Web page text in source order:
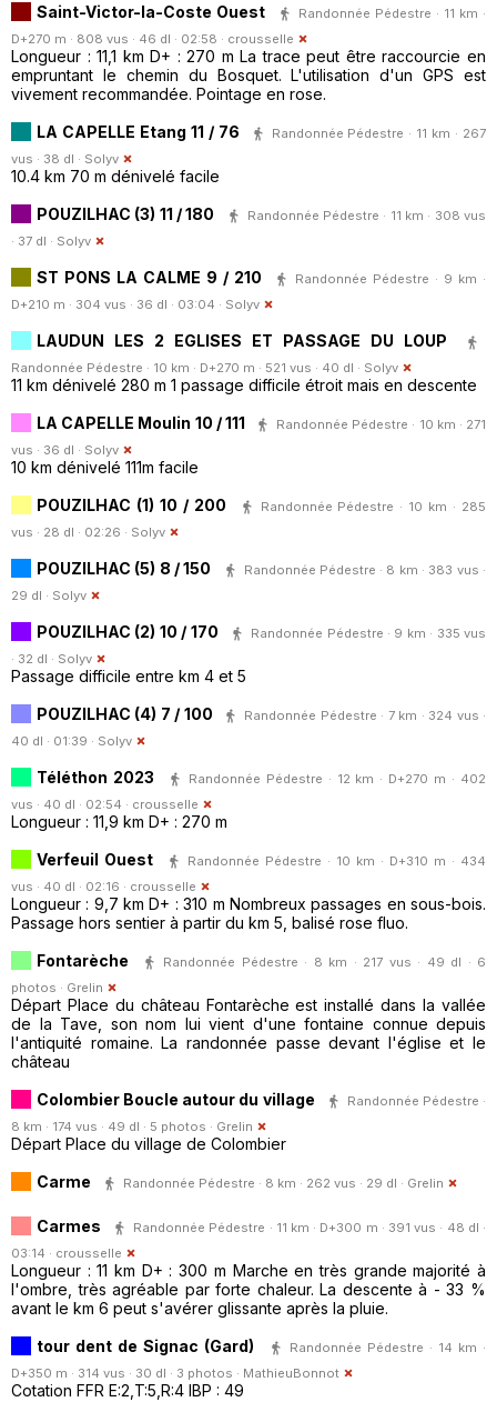
Saint-Victor-la-Coste Ouest
Randonnée Pédestre · 11 km ·
D+270 m · 808 vus · 46 dl · 02:58 · crousselle
Longueur : 11,1 km D+ : 270 m La trace peut être raccourcie en
empruntant le chemin du Bosquet. L'utilisation d'un GPS est
vivement recommandée. Pointage en rose.
LA CAPELLE Etang 11 / 76
Randonnée Pédestre · 11 km · 267
vus · 38 dl · Solyv
10.4 km 70 m dénivelé facile
POUZILHAC (3) 11 / 180
Randonnée Pédestre · 11 km · 308 vus
· 37 dl · Solyv
ST PONS LA CALME 9 / 210
Randonnée Pédestre · 9 km ·
D+210 m · 304 vus · 36 dl · 03:04 · Solyv
LAUDUN LES 2 EGLISES ET PASSAGE DU LOUP
Randonnée Pédestre · 10 km · D+270 m · 521 vus · 40 dl · Solyv
11 km dénivelé 280 m 1 passage difficile étroit mais en descente
LA CAPELLE Moulin 10 / 111
Randonnée Pédestre · 10 km · 271
vus · 36 dl · Solyv
10 km dénivelé 111m facile
POUZILHAC (1) 10 / 200
Randonnée Pédestre · 10 km · 285
vus · 28 dl · 02:26 · Solyv
POUZILHAC (5) 8 / 150
Randonnée Pédestre · 8 km · 383 vus ·
29 dl · Solyv
POUZILHAC (2) 10 / 170
Randonnée Pédestre · 9 km · 335 vus
· 32 dl · Solyv
Passage difficile entre km 4 et 5
POUZILHAC (4) 7 / 100
Randonnée Pédestre · 7 km · 324 vus ·
40 dl · 01:39 · Solyv
Téléthon 2023
Randonnée Pédestre · 12 km · D+270 m · 402
vus · 40 dl · 02:54 · crousselle
Longueur : 11,9 km D+ : 270 m
Verfeuil Ouest
Randonnée Pédestre · 10 km · D+310 m · 434
vus · 40 dl · 02:16 · crousselle
Longueur : 9,7 km D+ : 310 m Nombreux passages en sous-bois.
Passage hors sentier à partir du km 5, balisé rose fluo.
Fontarèche
Randonnée Pédestre · 8 km · 217 vus · 49 dl · 6
photos · Grelin
Départ Place du château Fontarèche est installé dans la vallée
de la Tave, son nom lui vient d'une fontaine connue depuis
l'antiquité romaine. La randonnée passe devant l'église et le
château
Colombier Boucle autour du village
Randonnée Pédestre ·
8 km · 174 vus · 49 dl · 5 photos · Grelin
Départ Place du village de Colombier
Carme
Randonnée Pédestre · 8 km · 262 vus · 29 dl · Grelin
Carmes
Randonnée Pédestre · 11 km · D+300 m · 391 vus · 48 dl ·
03:14 · crousselle
Longueur : 11 km D+ : 300 m Marche en très grande majorité à
l'ombre, très agréable par forte chaleur. La descente à - 33 %
avant le km 6 peut s'avérer glissante après la pluie.
tour dent de Signac (Gard)
Randonnée Pédestre · 14 km ·
D+350 m · 314 vus · 30 dl · 3 photos · MathieuBonnot
Cotation FFR E:2,T:5,R:4 IBP : 49